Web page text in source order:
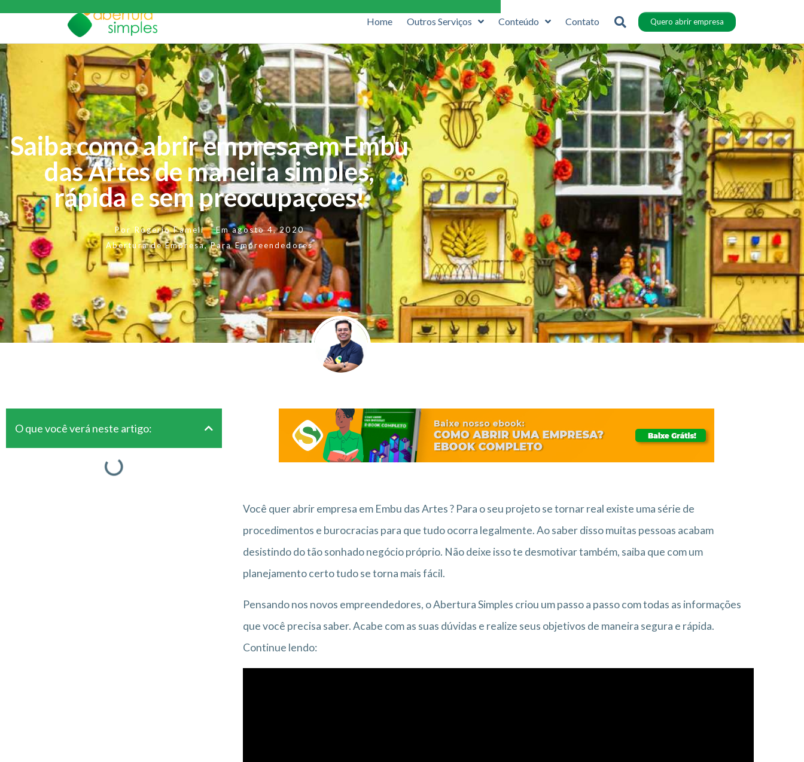
Home Outros Serviços Conteúdo Contato Quero abrir empresa
Saiba como abrir empresa em Embu
das Artes de maneira simples,
rápida e sem preocupações!
Por Rogerio Fameli Em agosto 4, 2020
Abertura de Empresa,Para Empreendedores
O que você verá neste artigo:
Você quer abrir empresa em Embu das Artes ? Para o seu projeto se tornar real existe uma série de
procedimentos e burocracias para que tudo ocorra legalmente. Ao saber disso muitas pessoas acabam
desistindo do tão sonhado negócio próprio. Não deixe isso te desmotivar também, saiba que com um
planejamento certo tudo se torna mais fácil.
Pensando nos novos empreendedores, o Abertura Simples criou um passo a passo com todas as informações
que você precisa saber. Acabe com as suas dúvidas e realize seus objetivos de maneira segura e rápida.
Continue lendo: